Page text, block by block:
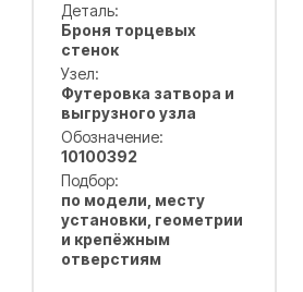
Деталь:
Броня торцевых
стенок
Узел:
Футеровка затвора и
выгрузного узла
Обозначение:
10100392
Подбор:
по модели, месту
установки, геометрии
и крепёжным
отверстиям